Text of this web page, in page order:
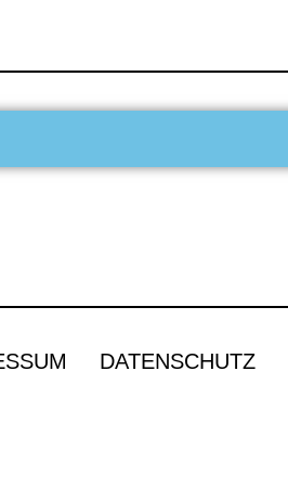
DATENSCHUTZ